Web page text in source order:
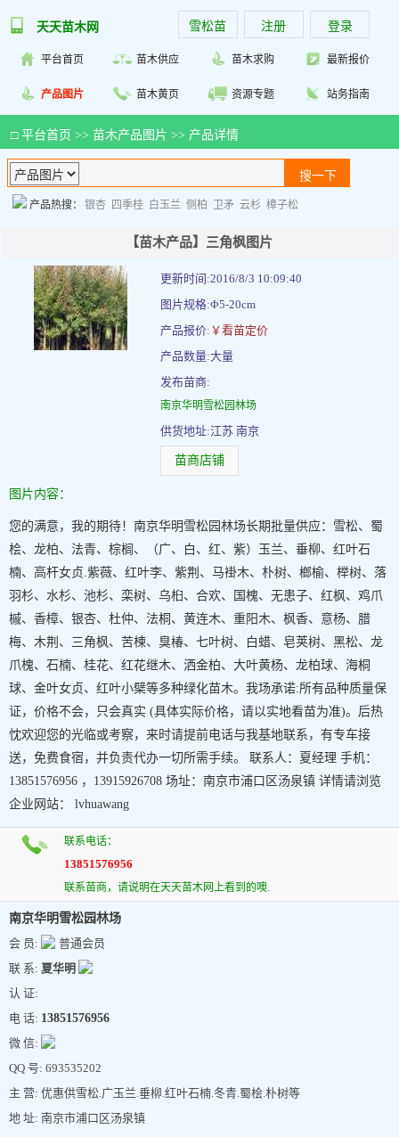
天天苗木网 雪松苗 注册 登录
平台首页 苗木供应 苗木求购 最新报价
产品图片 苗木黄页 资源专题 站务指南
□ 平台首页 >> 苗木产品图片 >> 产品详情
产品热搜： 银杏 四季桂 白玉兰 侧柏 卫矛 云杉 樟子松
【苗木产品】三角枫图片
更新时间:2016/8/3 10:09:40
图片规格:Φ5-20cm
产品报价: ￥看苗定价
产品数量:大量
发布苗商:
南京华明雪松园林场
供货地址:江苏 南京
苗商店铺
图片内容：
您的满意，我的期待！南京华明雪松园林场长期批量供应：雪松、蜀
桧、龙柏、法青、棕榈、（广、白、红、紫）玉兰、垂柳、红叶石
楠、高杆女贞.紫薇、红叶李、紫荆、马褂木、朴树、榔榆、榉树、落
羽杉、水杉、池杉、栾树、乌桕、合欢、国槐、无患子、红枫、鸡爪
槭、香樟、银杏、杜仲、法桐、黄连木、重阳木、枫香、意杨、腊
梅、木荆、三角枫、苦楝、臭椿、七叶树、白蜡、皂荚树、黑松、龙
爪槐、石楠、桂花、红花继木、洒金柏、大叶黄杨、龙柏球、海桐
球、金叶女贞、红叶小檗等多种绿化苗木。我场承诺:所有品种质量保
证，价格不会，只会真实 (具体实际价格，请以实地看苗为准)。后热
忱欢迎您的光临或考察，来时请提前电话与我基地联系，有专车接
送，免费食宿，并负责代办一切所需手续。 联系人：夏经理 手机：
13851576956 ，13915926708 场址：南京市浦口区汤泉镇 详情请浏览
企业网站： lvhuawang
联系电话：
13851576956
联系苗商，请说明在天天苗木网上看到的噢.
南京华明雪松园林场
会 员:
普通会员
联 系: 夏华明
认 证:
电 话: 13851576956
微 信:
QQ 号: 693535202
主 营: 优惠供雪松.广玉兰.垂柳.红叶石楠.冬青.蜀桧.朴树等
地 址: 南京市浦口区汤泉镇